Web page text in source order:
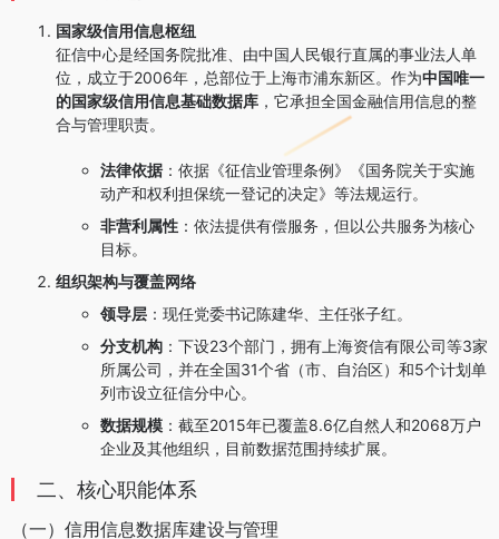
国家级信用信息枢纽
征信中心是经国务院批准、由中国人民银行直属的事业法人单
位，成立于2006年，总部位于上海市浦东新区。作为中国唯一
的国家级信用信息基础数据库 ，它承担全国金融信用信息的整
合与管理职责。
法律依据：依据《征信业管理条例》《国务院关于实施
动产和权利担保统一登记的决定》等法规运行。
非营利属性 ：依法提供有偿服务，但以公共服务为核心
目标。
组织架构与覆盖网络
领导层 ：现任党委书记陈建华、主任张子红。
分支机构 ：下设23个部门，拥有上海资信有限公司等3家
所属公司，并在全国31个省（市、自治区）和5个计划单
列市设立征信分中心。
数据规模 ：截至2015年已覆盖8.6亿自然人和2068万户
企业及其他组织，目前数据范围持续扩展。
二、核心职能体系
（一）信用信息数据库建设与管理